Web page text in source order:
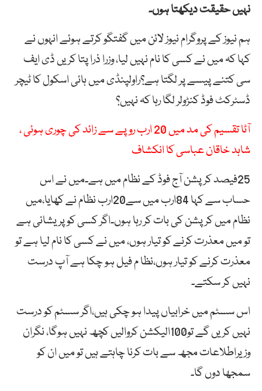
نہیں حقیقت دیکھتا ہوں۔
ہم نیوز کے پروگرام نیوز لائن میں گفتگو کرتے ہوئے انہوں نے
کہا کہ میں نے کسی کا نام نہیں لیا، وزرا ذرا پتا کریں ڈی ایف
سی کتنے پیسے پر لگتا ہے؟راولپنڈی میں ہائی اسکول کا ٹیچر
ڈسٹرکٹ فوڈ کنڑولر لگا رہا کہ نہیں؟
آٹا تقسیم کی مد میں 20 ارب روپے سے زائد کی چوری ہوئی ،
شاہد خاقان عباسی کا انکشاف
25فیصد کرپشن آج فوڈ کے نظام میں ہے۔میں نے اس
حساب سے کہا 84ارب میں سے20ارب نظام نے کھایا،میں
نظام میں کرپشن کی بات کر رہا ہوں۔اگر کسی کو پریشانی ہے
تو میں معذرت کرنے کو تیار ہوں، میں نے کسی کا نام لیا ہے تو
معذرت کرنے کو تیار ہوں،نظا م فیل ہو چکا ہے آپ درست
نہیں کر سکتے۔
اس سسٹم میں خرابیاں پیدا ہو چکی ہیں،اگر سسٹم کو درست
نہیں کریں گے تو100الیکشن کروالیں کچھ نہیں ہوگا، نگران
وزیراطلاعات مجھ سے بات کرنا چاہتے ہیں تو میں ان کو
سمجھا دوں گا۔